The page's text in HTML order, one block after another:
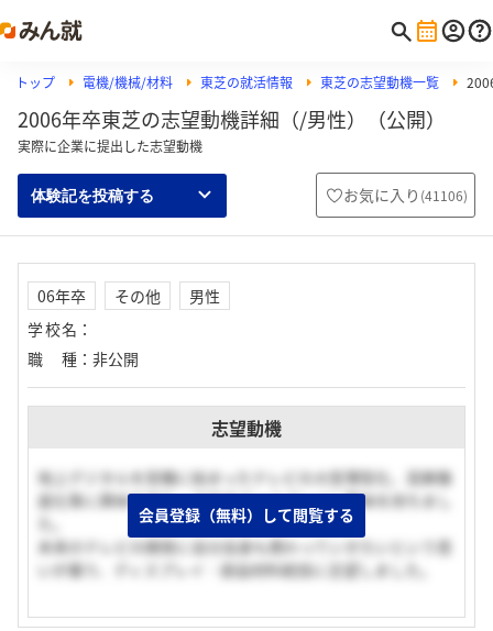
トップ 電機/機械/材料 東芝の就活情報 東芝の志望動機一覧
2006年卒東芝の志望動機詳細（/男性）（公開）
実際に企業に提出した志望動機
体験記を投稿する お気に入り (41106)
06年卒 その他
男性
学校名 ：
職種 ： 非公開
志望動機
地上デジタルを契機に始まったテレビの大型薄型化、高解像
度化等に興味を持ち、次世代ディスプレイに興味を持ちまし
未来のテレビの開発に自分自身も携わっていきたいという思
いが募り、ディスプレイ・部品材料統括に志望しました。
会員登録（無料）して閲覧する